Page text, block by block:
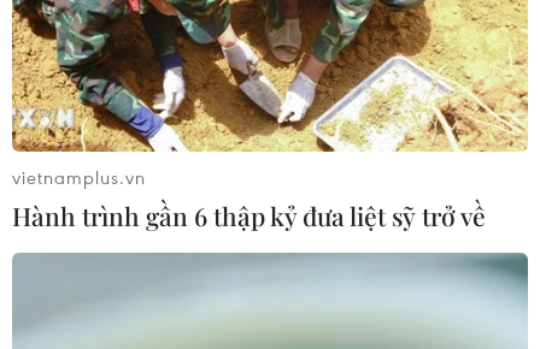
vietnamplus.vn
Hành trình gần 6 thập kỷ đưa liệt sỹ trở về